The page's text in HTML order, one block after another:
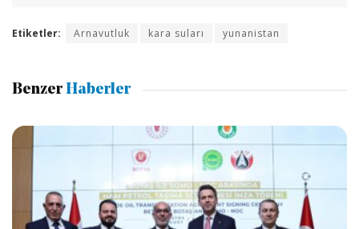
Etiketler: Arnavutluk kara suları yunanistan
Benzer Haberler